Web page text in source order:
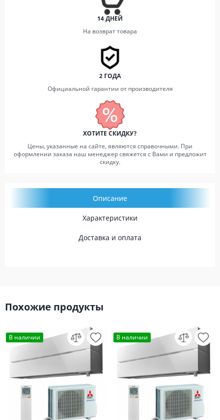
14 ДНЕЙ
На возврат товара
2 ГОДА
Официальной гарантии от производителя
ХОТИТЕ СКИДКУ?
Цены, указанные на сайте, являются справочными. При
оформлении заказа наш менеджер свяжется с Вами и предложит
скидку.
Описание
Характеристики
Доставка и оплата
Похожие продукты
В наличии В наличии